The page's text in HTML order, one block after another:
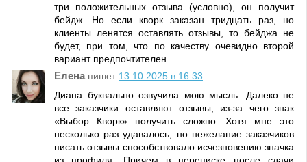
три положительных отзыва (условно), он получит
бейдж. Но если кворк заказан тридцать раз, но
клиенты ленятся оставлять отзывы, то бейджа не
будет, при том, что по качеству очевидно второй
вариант предпочтителен.
Елена пишет 13.10.2025 в 16:33
Диана буквально озвучила мою мысль. Далеко не
все заказчики оставляют отзывы, из-за чего знак
«Выбор Кворк» получить сложно. Хотя мне это
несколько раз удавалось, но нежелание заказчиков
писать отзывы способствовало исчезновению значка